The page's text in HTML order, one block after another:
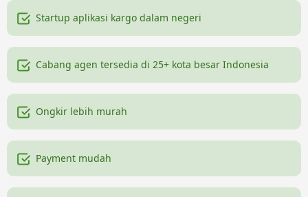
Startup aplikasi kargo dalam negeri
Cabang agen tersedia di 25+ kota besar Indonesia
Ongkir lebih murah
Payment mudah